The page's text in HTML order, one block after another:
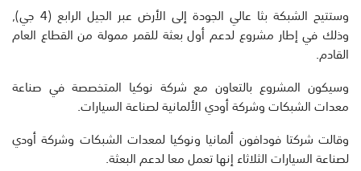
وستتيح الشبكة بثا عالي الجودة إلى الأرض عبر الجيل الرابع (4 جي),
وذلك في إطار مشروع لدعم أول بعثة للقمر ممولة من القطاع العام
القادم.
وسيكون المشروع بالتعاون مع شركة نوكيا المتخصصة في صناعة
معدات الشبكات وشركة أودي الألمانية لصناعة السيارات.
وقالت شركتا فودافون ألمانيا ونوكيا لمعدات الشبكات وشركة أودي
لصناعة السيارات الثلاثاء إنها تعمل معا لدعم البعثة.